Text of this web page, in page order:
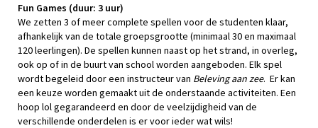
Fun Games (duur: 3 uur)
We zetten 3 of meer complete spellen voor de studenten klaar,
afhankelijk van de totale groepsgrootte (minimaal 30 en maximaal
120 leerlingen). De spellen kunnen naast op het strand, in overleg,
ook op of in de buurt van school worden aangeboden. Elk spel
wordt begeleid door een instructeur van Beleving aan zee. Er kan
een keuze worden gemaakt uit de onderstaande activiteiten. Een
hoop lol gegarandeerd en door de veelzijdigheid van de
verschillende onderdelen is er voor ieder wat wils!